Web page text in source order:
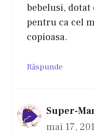
bebelusi,
pentru ca cel
copioasa.
Răspunde
Super-
mai 17,